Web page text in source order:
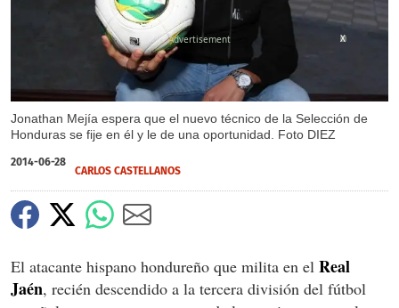
Jonathan Mejía espera que el nuevo técnico de la Selección de
Honduras se fije en él y le de una oportunidad. Foto DIEZ
X
2014-06-28
CARLOS CASTELLANOS
El atacante hispano hondureño que milita en el Real
Jaén, recién descendido a la tercera división del fútbol